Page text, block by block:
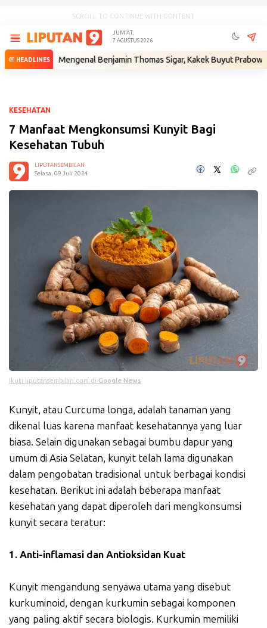
SCROLL TO CONTINUE WITH CONTENT
JUM'AT,
7 AGUSTUS 2026
HEADLINES
• Mengenal Benjamin Thomas Sigar, Kakek Buyut Prabowo dari
KESEHATAN
7 Manfaat Mengkonsumsi Kunyit Bagi
Kesehatan Tubuh
LIPUTANSEMBILAN
Selasa, 09 Juli 2024
Ikuti liputansembilan.com di Google News
Kunyit, atau Curcuma longa, adalah tanaman yang
dikenal luas karena manfaat kesehatannya yang luar
biasa. Selain digunakan sebagai bumbu dapur yang
umum di Asia Selatan, kunyit telah lama digunakan
dalam pengobatan tradisional untuk berbagai kondisi
kesehatan. Berikut ini adalah beberapa manfaat
kesehatan yang dapat diperoleh dari mengkonsumsi
kunyit secara teratur:
1. Anti-inflamasi dan Antioksidan Kuat
Kunyit mengandung senyawa utama yang disebut
kurkuminoid, dengan kurkumin sebagai komponen
yang paling aktif secara biologis. Kurkumin memiliki